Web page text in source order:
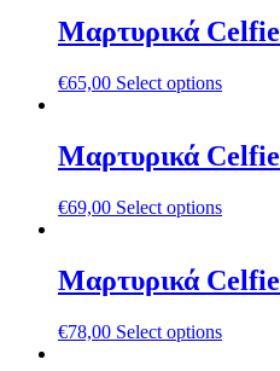
Μαρτυρικά
€65,00 Select options
Μαρτυρικά
€69,00 Select options
Μαρτυρικά
€78,00 Select options